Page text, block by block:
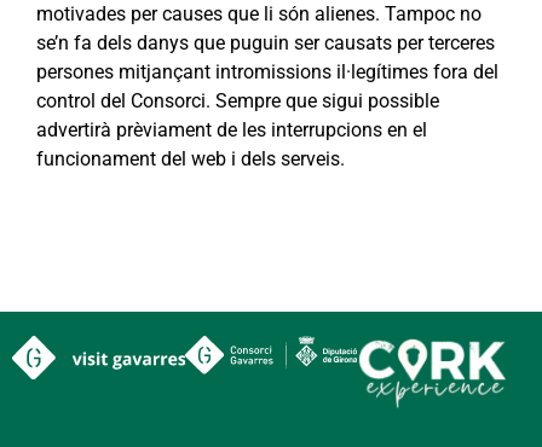
motivades per causes que li són alienes. Tampoc no
se’n fa dels danys que puguin ser causats per terceres
persones mitjançant intromissions il·legítimes fora del
control del Consorci. Sempre que sigui possible
advertirà prèviament de les interrupcions en el
funcionament del web i dels serveis.